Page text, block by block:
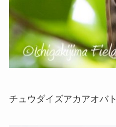
チュウダイズアカアオバ